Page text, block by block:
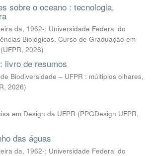
sobre o oceano : tecnologia,
da, 1962-; Universidade Federal do
Biológicas. Curso de Graduação em
(UFPR, 2026)
livro de resumos
Biodiversidade – UFPR : múltiplos olhares,
, 2026)
em Design da UFPR (PPGDesign UFPR,
das águas
da, 1962-; Universidade Federal do